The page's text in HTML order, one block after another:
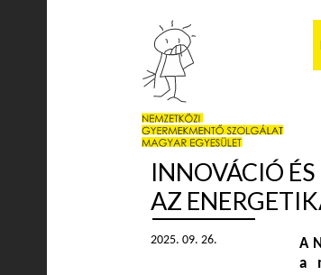
INNOVÁCIÓ
AZ
2025. 09. 26.
A
a